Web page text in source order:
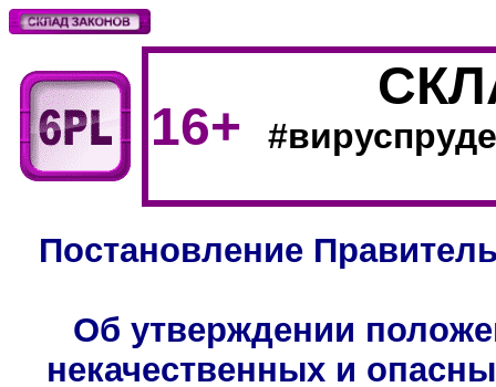
16+ #
Постановление
Об утверждении
некачественных и